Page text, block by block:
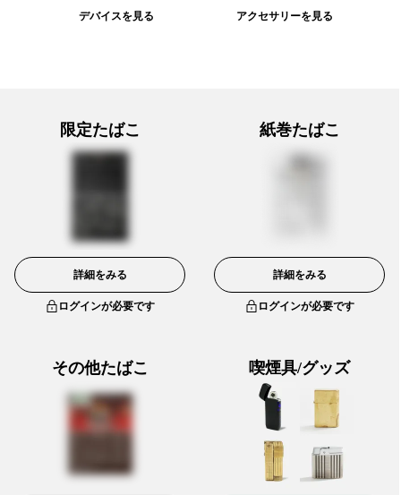
デバイスを見る アクセサリーを見る
限定たばこ
詳細をみる
ログインが必要です
紙巻たばこ
詳細をみる
ログインが必要です
その他たばこ 喫煙具/グッズ